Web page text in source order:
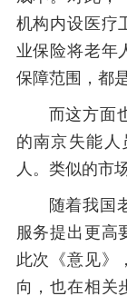
机构内设医疗
业保险将老年
保障范围，都
而这方面
的南京失能
人。类似的市
随着我国
服务提出更高
此次《意见》
向，也在相关